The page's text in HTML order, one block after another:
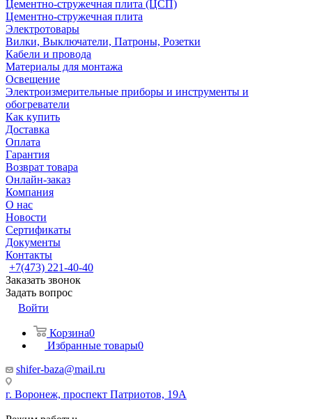
Цементно-стружечная плита (ЦСП)
Цементно-стружечная плита
Электротовары
Вилки, Выключатели, Патроны, Розетки
Кабели и провода
Материалы для монтажа
Освещение
Электроизмерительные приборы и инструменты и
обогреватели
Как купить
Доставка
Оплата
Гарантия
Возврат товара
Онлайн-заказ
Компания
О нас
Новости
Сертификаты
Документы
Контакты
+7(473) 221-40-40
Заказать звонок
Задать вопрос
Войти
Корзина0
Избранные товары0
shifer-baza@mail.ru
г. Воронеж, проспект Патриотов, 19А